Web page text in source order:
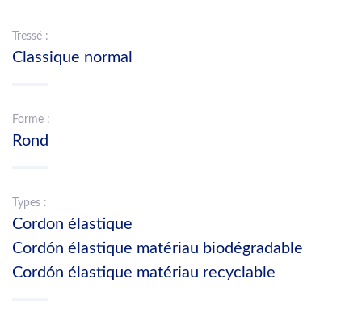
Tressé :
Classique normal
Forme :
Rond
Types :
Cordon élastique
Cordón élastique matériau biodégradable
Cordón élastique matériau recyclable